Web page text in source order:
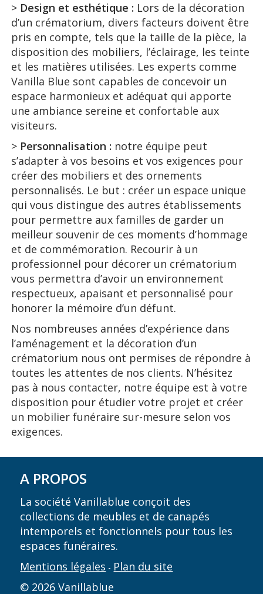
> Design et esthétique : Lors de la décoration
d’un crématorium, divers facteurs doivent être
pris en compte, tels que la taille de la pièce, la
disposition des mobiliers, l’éclairage, les teinte
et les matières utilisées. Les experts comme
Vanilla Blue sont capables de concevoir un
espace harmonieux et adéquat qui apporte
une ambiance sereine et confortable aux
visiteurs.
> Personnalisation : notre équipe peut
s’adapter à vos besoins et vos exigences pour
créer des mobiliers et des ornements
personnalisés. Le but : créer un espace unique
qui vous distingue des autres établissements
pour permettre aux familles de garder un
meilleur souvenir de ces moments d’hommage
et de commémoration. Recourir à un
professionnel pour décorer un crématorium
vous permettra d’avoir un environnement
respectueux, apaisant et personnalisé pour
honorer la mémoire d’un défunt.
Nos nombreuses années d’expérience dans
l’aménagement et la décoration d’un
crématorium nous ont permises de répondre à
toutes les attentes de nos clients. N’hésitez
pas à nous contacter, notre équipe est à votre
disposition pour étudier votre projet et créer
un mobilier funéraire sur-mesure selon vos
exigences.
A PROPOS
La société Vanillablue conçoit des
collections de meubles et de canapés
intemporels et fonctionnels pour tous les
espaces funéraires.
Mentions légales - Plan du site
© 2026 Vanillablue